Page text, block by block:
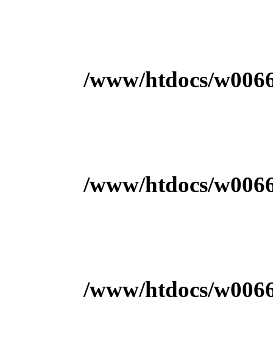
/www/htdocs/
/www/htdocs/
/www/htdocs/